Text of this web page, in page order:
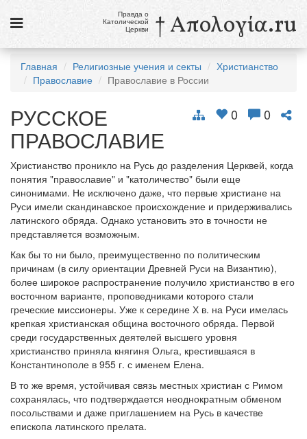
Новости
Католики в России
Галерея
Викторины
Ссылки
Религиозные учения и секты, справочник
8 августа
Св. Доминик, священник
см. календарь
Обратная связь
mail@apologia.ru
Отправить сообщение
Вход
Правда о
Католической
Церкви † Απολογία.ru
Главная Религиозные учения и секты
Христианство
Православие
Православие в России
0 0
РУССКОЕ
ПРАВОСЛАВИЕ
Христианство проникло на Русь до разделения Церквей, когда
понятия "православие" и "католичество" были еще
синонимами. Не исключено даже, что первые христиане на
Руси имели скандинавское происхождение и придерживались
латинского обряда. Однако установить это в точности не
представляется возможным.
Как бы то ни было, преимущественно по политическим
причинам (в силу ориентации Древней Руси на Византию),
более широкое распространение получило христианство в его
восточном варианте, проповедниками которого стали
греческие миссионеры. Уже к середине Х в. на Руси имелась
крепкая христианская община восточного обряда. Первой
среди государственных деятелей высшего уровня
христианство приняла княгиня Ольга, крестившаяся в
Константинополе в 955 г. с именем Елена.
В то же время, устойчивая связь местных христиан с Римом
сохранялась, что подтверждается неоднократным обменом
посольствами и даже приглашением на Русь в качестве
епископа латинского прелата.